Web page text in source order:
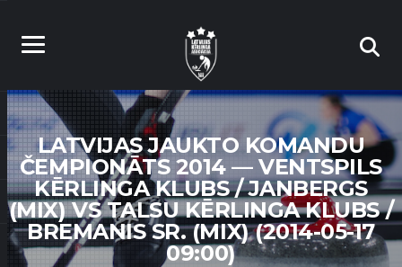
LATVIJAS JAUKTO KOMANDU
ČEMPIONĀTS 2014 — VENTSPILS
KĒRLINGA KLUBS / JANBERGS
(MIX) VS TALSU KĒRLINGA KLUBS /
BREMANIS SR. (MIX) (2014-05-17
09:00)